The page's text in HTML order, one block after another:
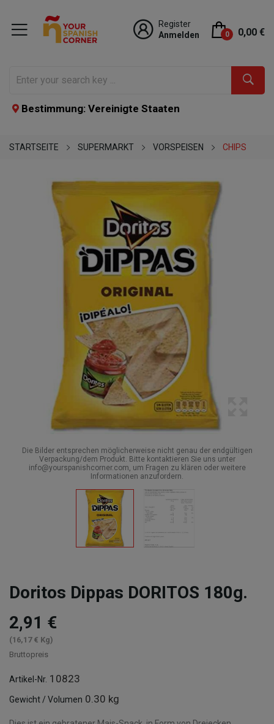
Register
Anmelden
0 0,00 €
Bestimmung: Vereinigte Staaten
STARTSEITE SUPERMARKT VORSPEISEN CHIPS
Die Bilder entsprechen möglicherweise nicht genau der endgültigen
Verpackung/dem Produkt. Bitte kontaktieren Sie uns unter
info@yourspanishcorner.com, um Fragen zu klären oder weitere
Informationen anzufordern.
Doritos Dippas DORITOS 180g.
2,91 €
(16,17 € Kg)
Bruttopreis
Artikel-Nr. 10823
Gewicht / Volumen 0.30 kg